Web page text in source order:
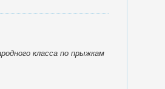
класса по прыжкам